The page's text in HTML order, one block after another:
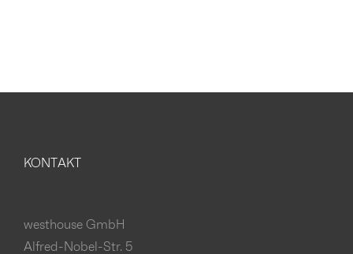
KONTAKT
westhouse GmbH
Alfred-Nobel-Str. 5